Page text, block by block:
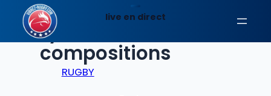
contenuLyon – Sharks: Les
compositions
RUGBY
live en direct